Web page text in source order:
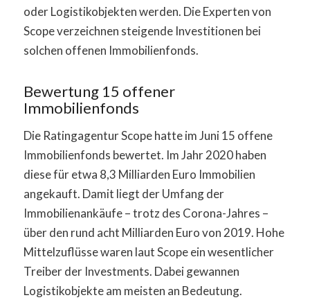
oder Logistikobjekten werden. Die Experten von
Scope verzeichnen steigende Investitionen bei
solchen offenen Immobilienfonds.
Bewertung 15 offener
Immobilienfonds
Die Ratingagentur Scope hatte im Juni 15 offene
Immobilienfonds bewertet. Im Jahr 2020 haben
diese für etwa 8,3 Milliarden Euro Immobilien
angekauft. Damit liegt der Umfang der
Immobilienankäufe – trotz des Corona-Jahres –
über den rund acht Milliarden Euro von 2019. Hohe
Mittelzuflüsse waren laut Scope ein wesentlicher
Treiber der Investments. Dabei gewannen
Logistikobjekte am meisten an Bedeutung.